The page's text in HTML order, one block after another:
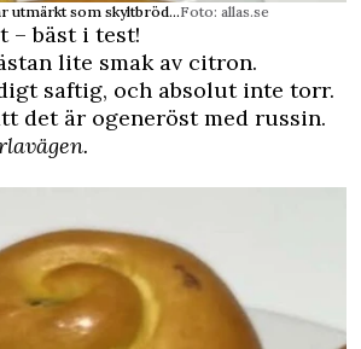
utmärkt som skyltbröd...Foto: allas.se
– bäst i test!
lite smak av citron.
saftig, och absolut inte torr.
det är ogeneröst med russin.